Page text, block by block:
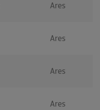
Ares
Ares
Ares
Ares